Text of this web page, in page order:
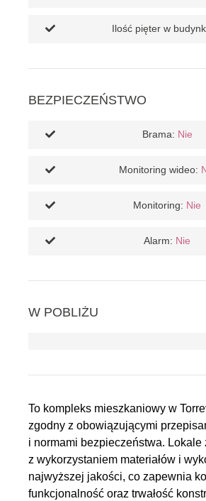
Ilość pięter w
BEZPIECZEŃSTWO
Brama: Nie
Monitoring wideo:
Monitoring: Nie
Alarm: Nie
W POBLIŻU
To kompleks mieszkaniowy w
zgodny z obowiązującymi
i normami bezpieczeństwa. Lokale
z wykorzystaniem materiałów i
najwyższej jakości, co zapewnia
funkcjonalność oraz trwałość